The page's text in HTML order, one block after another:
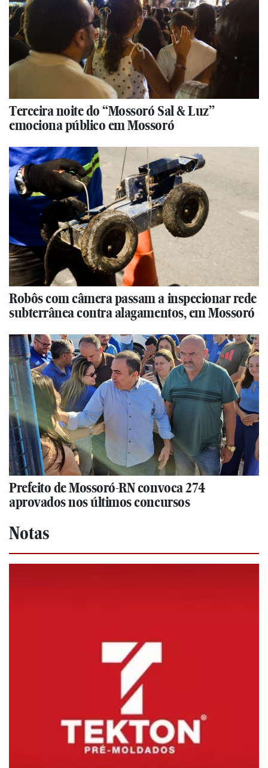
Terceira noite do “Mossoró Sal & Luz”
emociona público em Mossoró
Robôs com câmera passam a inspecionar rede
subterrânea contra alagamentos, em Mossoró
Prefeito de Mossoró-RN convoca 274
aprovados nos últimos concursos
Notas